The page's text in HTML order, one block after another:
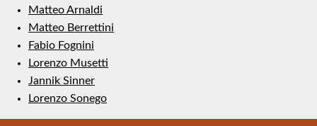
Matteo Arnaldi
Matteo Berrettini
Fabio Fognini
Lorenzo Musetti
Jannik Sinner
Lorenzo Sonego